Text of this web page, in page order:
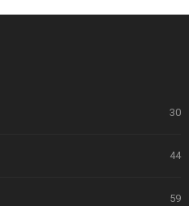
30
44
59